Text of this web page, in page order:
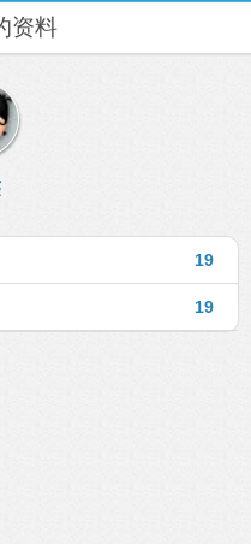
资料
19
19